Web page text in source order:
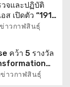
จและปฏิบัติ
ส เปิดตัว “191
งเหตุฉุกเฉิน
าวกาฬสินธุ์
คว้า 5 รางวัล
Forum ต่อ
าวกาฬสินธุ์